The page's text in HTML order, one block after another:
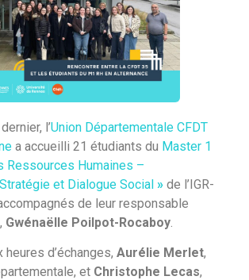
l’Union Départementale CFDT
a accueilli 21 étudiants du Master 1
Ressources Humaines –
et Dialogue Social » de l’IGR-
de leur responsable
Gwénaëlle Poilpot-Rocaboy
heures d’échanges,Aurélie Merlet,
et Christophe Lecas,